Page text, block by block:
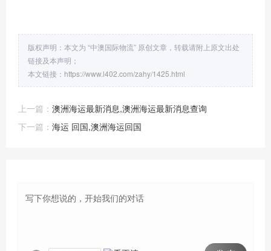
版权声明：本文为 “中澳国际物流” 原创文章，转载请附上原文出处
链接及本声明；
本文链接： https://www.l402.com/zahy/1425.html
上一篇： 澳洲海运最新消息,澳洲海运最新消息查询
下一篇： 海运 回国,澳洲海运回国